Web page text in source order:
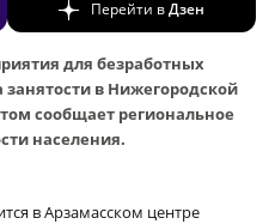
Перейти вДзен
для безработных
в Нижегородской
сообщает региональное
населения.
в Арзамасском центре